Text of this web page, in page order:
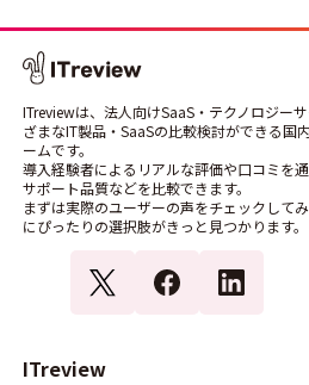
ITreviewは、法人向けSaaS・テクノロジー
ざまなIT製品・SaaSの比較検討ができる国
ームです。
導入経験者によるリアルな評価や口コミを
サポート品質などを比較できます。
まずは実際のユーザーの声をチェックして
にぴったりの選択肢がきっと見つかります。
ITreview